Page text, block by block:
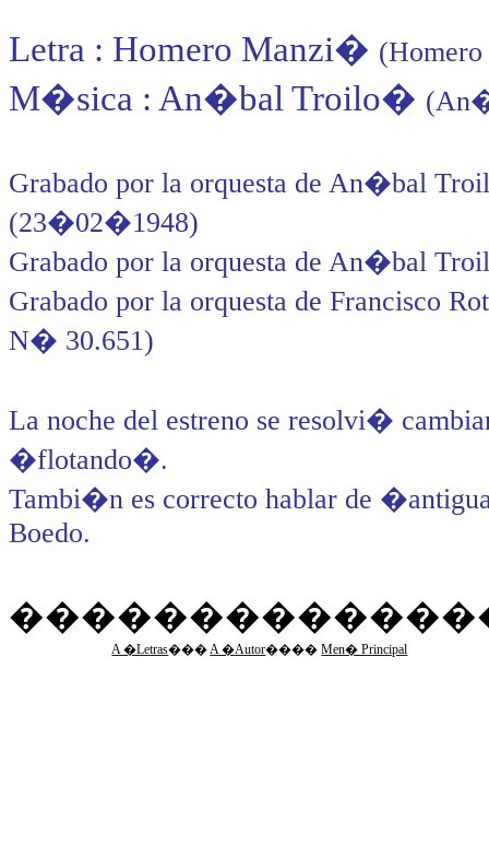
Letra : Homero Manzi�
M�sica : An�bal Troilo�
Grabado por la orquesta de An�bal
(23�02�1948)
Grabado por la orquesta de An�bal
Grabado por la orquesta de Francisco
N� 30.651)
La noche del estreno se resolvi�
�flotando�.
Tambi�n es correcto hablar de
Boedo.
A �Letras���A �Autor����Men� Principal